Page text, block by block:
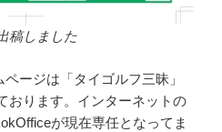
稿しました
ージは「タイゴルフ三昧」
おります。インターネットの
が現在専任となってま